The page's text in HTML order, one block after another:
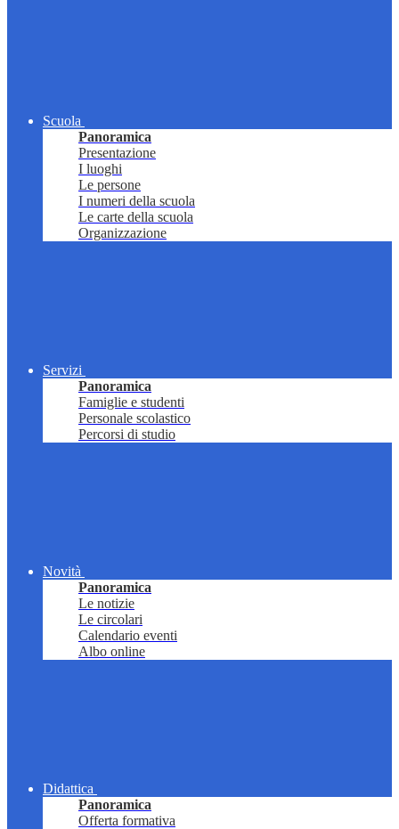
Scuola
Panoramica
Presentazione
I luoghi
Le persone
I numeri della scuola
Le carte della scuola
Organizzazione
Servizi
Panoramica
Famiglie e studenti
Personale scolastico
Percorsi di studio
Novità
Panoramica
Le notizie
Le circolari
Calendario eventi
Albo online
Didattica
Panoramica
Offerta formativa